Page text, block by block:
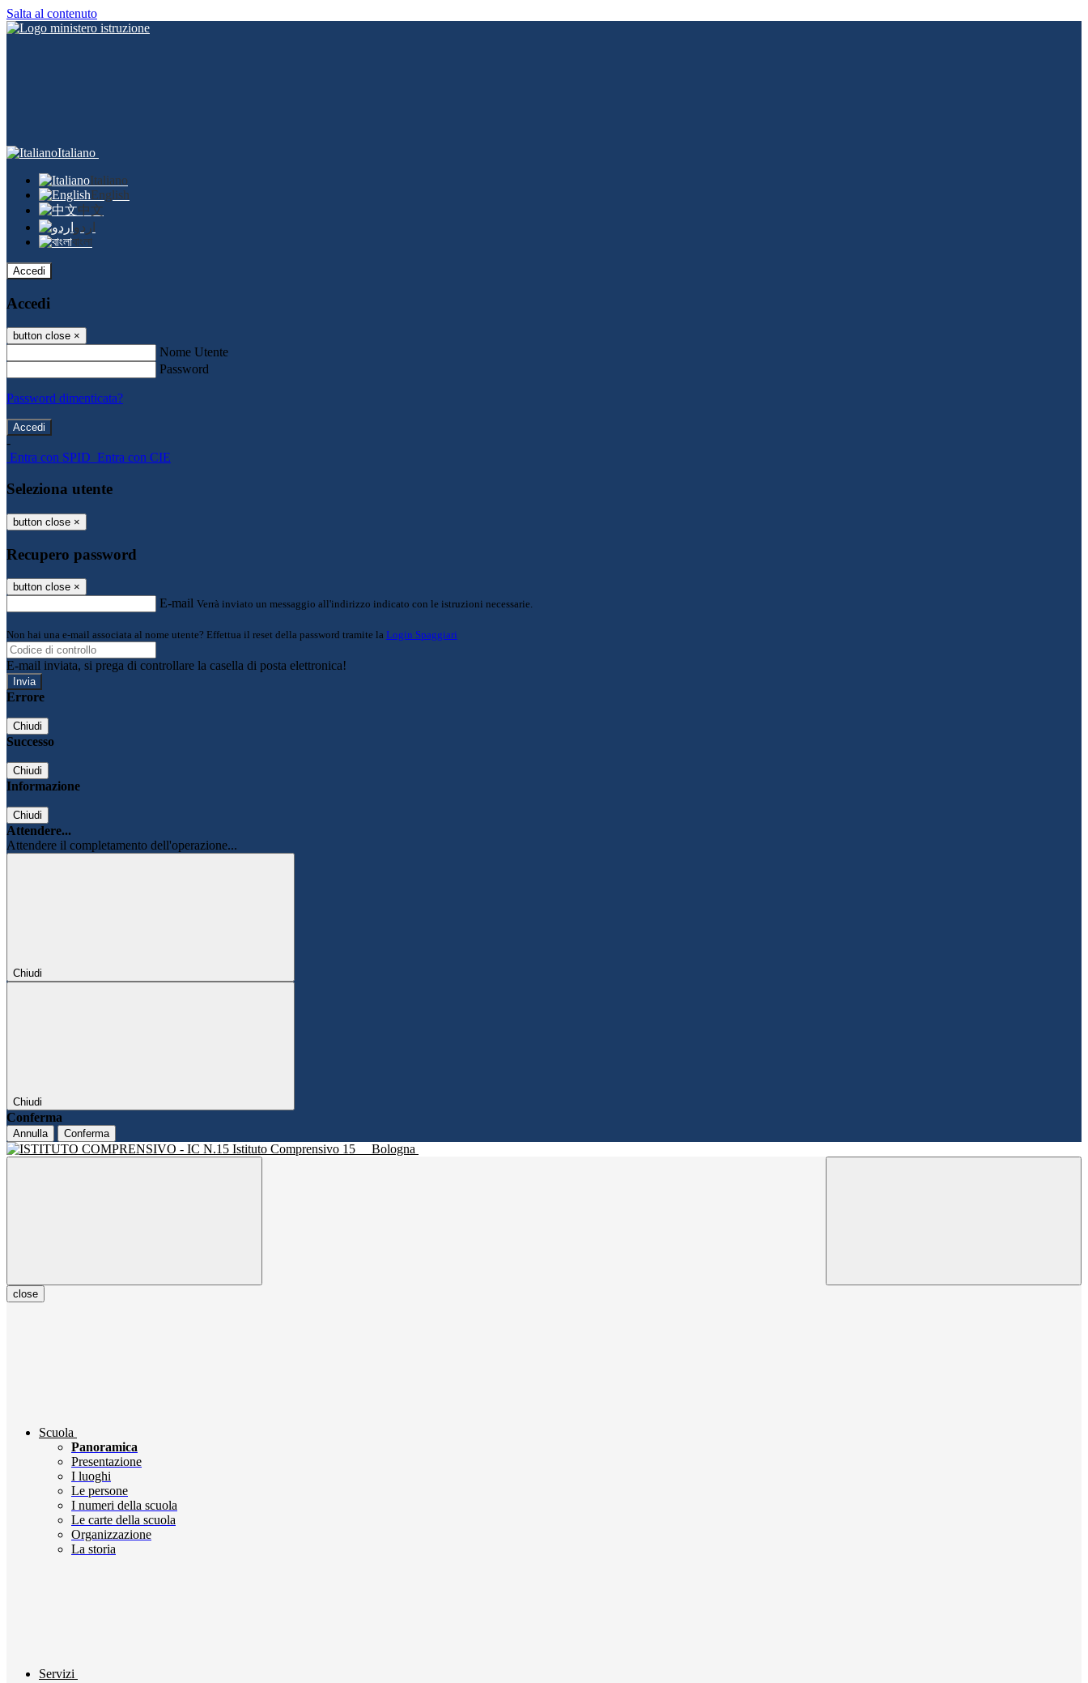
Salta al contenuto
Italiano
Italiano
English
中文
اردو
বাংলা
Accedi
Accedi
button close ×
Nome Utente
Password
Password dimenticata?
-
Entra con SPID Entra con CIE
Seleziona utente
button close ×
Recupero password
button close ×
E-mail Verrà inviato un messaggio all'indirizzo indicato con le istruzioni necessarie.
Non hai una e-mail associata al nome utente? Effettua il reset della password tramite la Login Spaggiari
E-mail inviata, si prega di controllare la casella di posta elettronica!
Errore
Chiudi
Successo
Chiudi
Informazione
Chiudi
Attendere...
Attendere il completamento dell'operazione...
Chiudi
Chiudi
Conferma
Annulla Conferma
Istituto Comprensivo 15 Bologna
close
Scuola
Panoramica
Presentazione
I luoghi
Le persone
I numeri della scuola
Le carte della scuola
Organizzazione
La storia
Servizi